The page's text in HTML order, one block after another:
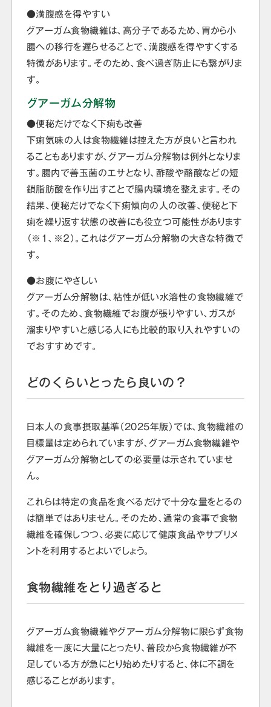
●満腹感を得やすい
グアーガム食物繊維は、高分子であるため、胃から小
腸への移行を遅らせることで、満腹感を得やすくする
特徴があります。そのため、食べ過ぎ防止にも繋がりま
す。
グアーガム分解物
●便秘だけでなく下痢も改善
下痢気味の人は食物繊維は控えた方が良いと言われ
ることもありますが、グアーガム分解物は例外となりま
す。腸内で善玉菌のエサとなり、酢酸や酪酸などの短
鎖脂肪酸を作り出すことで腸内環境を整えます。その
結果、便秘だけでなく下痢傾向の人の改善、便秘と下
痢を繰り返す状態の改善にも役立つ可能性があります
（※１、※２）。これはグアーガム分解物の大きな特徴で
す。
●お腹にやさしい
グアーガム分解物は、粘性が低い水溶性の食物繊維で
す。そのため、食物繊維でお腹が張りやすい、ガスが
溜まりやすいと感じる人にも比較的取り入れやすいの
でおすすめです。
どのくらいとったら良いの？
日本人の食事摂取基準（2025年版）では、食物繊維の
目標量は定められていますが、グアーガム食物繊維や
グアーガム分解物としての必要量は示されていませ
ん。
これらは特定の食品を食べるだけで十分な量をとるの
は簡単ではありません。そのため、通常の食事で食物
繊維を確保しつつ、必要に応じて健康食品やサプリメ
ントを利用するとよいでしょう。
食物繊維をとり過ぎると
グアーガム食物繊維やグアーガム分解物に限らず食物
繊維を一度に大量にとったり、普段から食物繊維が不
足している方が急にとり始めたりすると、体に不調を
感じることがあります。